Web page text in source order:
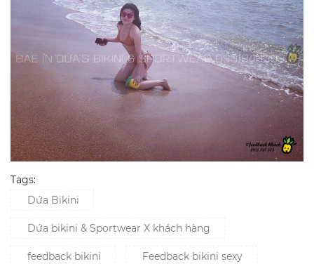
Tags:
Dứa Bikini
Dứa bikini & Sportwear X khách hàng
feedback bikini Feedback bikini sexy